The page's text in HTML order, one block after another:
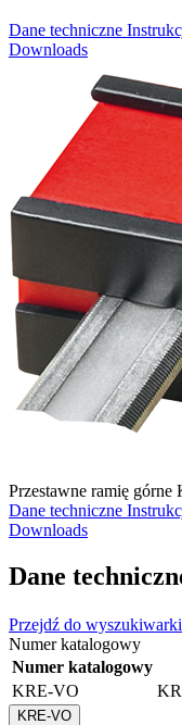
Dane techniczne
Downloads
Przestawne ramię
Dane techniczne
Downloads
Dane
Przejdź do
Numer katalogowy
Numer katalogowy
KRE-VO
KRE-VO